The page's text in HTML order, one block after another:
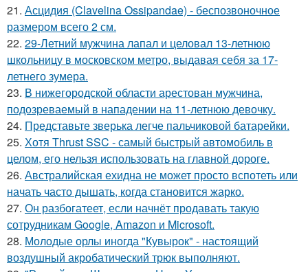
21. Асцидия (Clavelina Ossipandae) - беспозвоночное
размером всего 2 см.
22. 29-Летний мужчина лапал и целовал 13-летнюю
школьницу в московском метро, выдавая себя за 17-
летнего зумера.
23. В нижегородской области арестован мужчина,
подозреваемый в нападении на 11-летнюю девочку.
24. Представьте зверька легче пальчиковой батарейки.
25. Хотя Thrust SSC - самый быстрый автомобиль в
целом, его нельзя использовать на главной дороге.
26. Австралийская ехидна не может просто вспотеть или
начать часто дышать, когда становится жарко.
27. Он разбогатеет, если начнёт продавать такую
сотрудникам Google, Amazon и Microsoft.
28. Молодые орлы иногда "Кувырок" - настоящий
воздушный акробатический трюк выполняют.